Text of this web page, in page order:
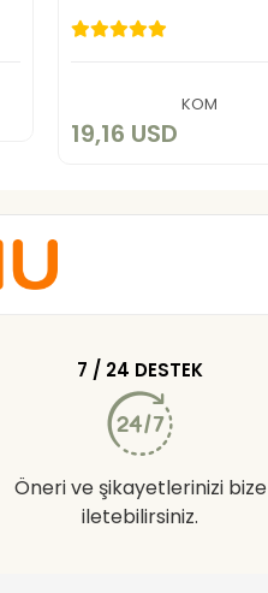
KOM
19,16 USD
Add to cart
7 / 24 DESTEK
Öneri ve şikayetlerinizi bize
iletebilirsiniz.